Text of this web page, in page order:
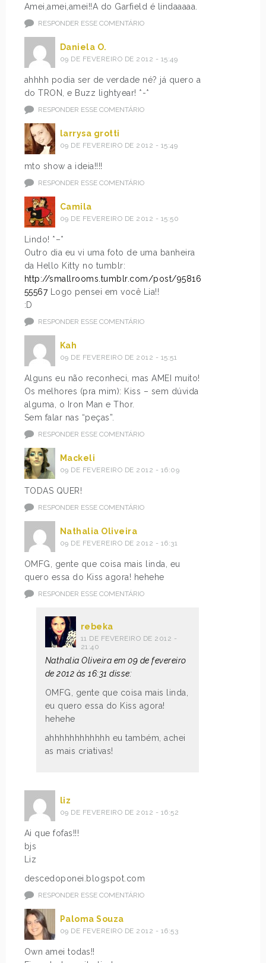
Amei,amei,amei!!A do Garfield é lindaaaaa.
RESPONDER ESSE COMENTÁRIO
Daniela O.
09 DE FEVEREIRO DE 2012 - 15:49
ahhhh podia ser de verdade né? já quero a
do TRON, e Buzz lightyear! *-*
RESPONDER ESSE COMENTÁRIO
larrysa grotti
09 DE FEVEREIRO DE 2012 - 15:49
mto show a ideia!!!!
RESPONDER ESSE COMENTÁRIO
Camila
09 DE FEVEREIRO DE 2012 - 15:50
Lindo! *–*
Outro dia eu vi uma foto de uma banheira
da Hello Kitty no tumblr:
http://smallrooms.tumblr.com/post/95816
55567Logo pensei em você Lia!!
:D
RESPONDER ESSE COMENTÁRIO
Kah
09 DE FEVEREIRO DE 2012 - 15:51
Alguns eu não reconheci, mas AMEI muito!
Os melhores (pra mim): Kiss – sem dúvida
alguma, o Iron Man e Thor.
Sem falar nas “peças”.
RESPONDER ESSE COMENTÁRIO
Mackeli
09 DE FEVEREIRO DE 2012 - 16:09
TODAS QUER!
RESPONDER ESSE COMENTÁRIO
Nathalia Oliveira
09 DE FEVEREIRO DE 2012 - 16:31
OMFG, gente que coisa mais linda, eu
quero essa do Kiss agora! hehehe
RESPONDER ESSE COMENTÁRIO
rebeka
11 DE FEVEREIRO DE 2012 -
21:40
Nathalia Oliveira em 09 de fevereiro
de 2012 às 16:31 disse:
OMFG, gente que coisa mais linda,
eu quero essa do Kiss agora!
hehehe
ahhhhhhhhhhhh eu também, achei
as mais criativas!
liz
09 DE FEVEREIRO DE 2012 - 16:52
Ai que fofas!!!
bjs
Liz
descedoponei.blogspot.com
RESPONDER ESSE COMENTÁRIO
Paloma Souza
09 DE FEVEREIRO DE 2012 - 16:53
Own amei todas!!